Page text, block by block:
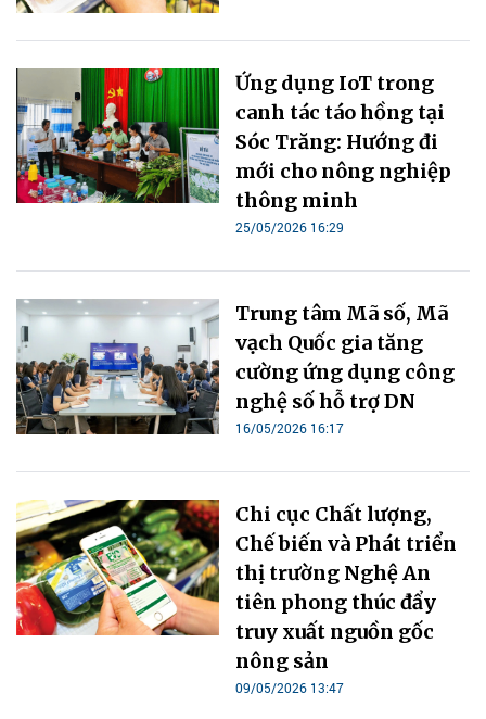
Ứng dụng IoT trong
canh tác táo hồng tại
Sóc Trăng: Hướng đi
mới cho nông nghiệp
thông minh
25/05/2026 16:29
Trung tâm Mã số, Mã
vạch Quốc gia tăng
cường ứng dụng công
nghệ số hỗ trợ DN
16/05/2026 16:17
Chi cục Chất lượng,
Chế biến và Phát triển
thị trường Nghệ An
tiên phong thúc đẩy
truy xuất nguồn gốc
nông sản
09/05/2026 13:47